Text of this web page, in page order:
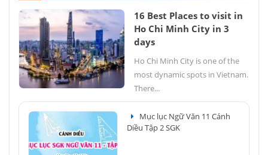
16 Best Places to visit in
Ho Chi Minh City in 3
days
Ho Chi Minh City is one of the
most dynamic spots in Vietnam.
There...
Mục lục Ngữ Văn 11 Cánh
Diều Tập 2 SGK